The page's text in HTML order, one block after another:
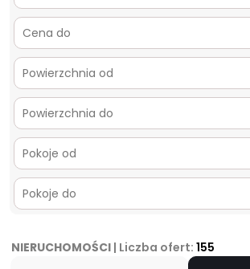
NIERUCHOMOŚCI | Liczba ofert:155